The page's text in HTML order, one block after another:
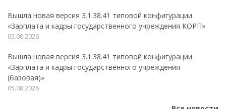
Вышла новая версия 3.1.38.41 типовой конфигурации
«Зарплата и кадры государственного учреждения КОРП»
05.08.2026
Вышла новая версия 3.1.38.41 типовой конфигурации
«Зарплата и кадры государственного учреждения
(базовая)»
05.08.2026